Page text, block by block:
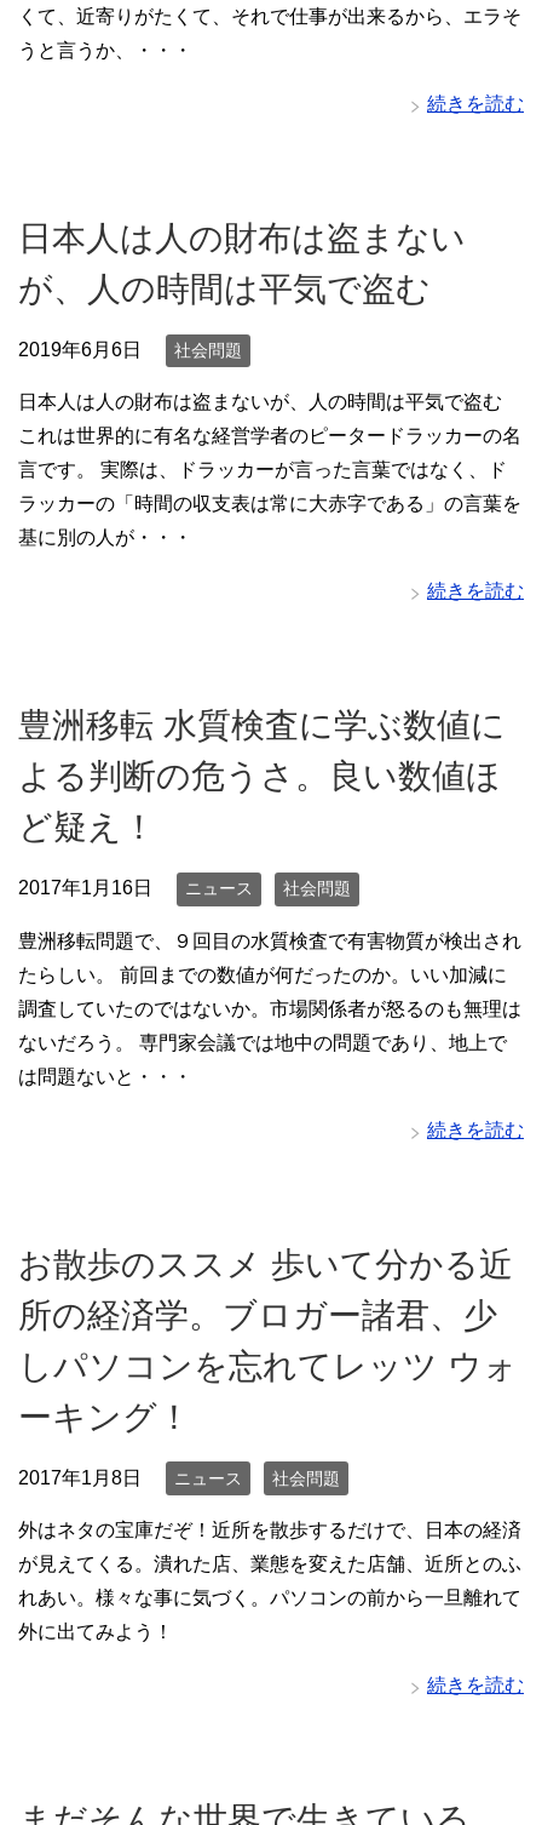
くて、近寄りがたくて、それで仕事が出来るから、エラそ
うと言うか、・・・
続きを読む
日本人は人の財布は盗まない
が、人の時間は平気で盗む
2019年6月6日 社会問題
日本人は人の財布は盗まないが、人の時間は平気で盗む
これは世界的に有名な経営学者のピータードラッカーの名
言です。 実際は、ドラッカーが言った言葉ではなく、ド
ラッカーの「時間の収支表は常に大赤字である」の言葉を
基に別の人が・・・
続きを読む
豊洲移転 水質検査に学ぶ数値に
よる判断の危うさ。良い数値ほ
ど疑え！
2017年1月16日 ニュース 社会問題
豊洲移転問題で、９回目の水質検査で有害物質が検出され
たらしい。 前回までの数値が何だったのか。いい加減に
調査していたのではないか。市場関係者が怒るのも無理は
ないだろう。 専門家会議では地中の問題であり、地上で
は問題ないと・・・
続きを読む
お散歩のススメ 歩いて分かる近
所の経済学。ブロガー諸君、少
しパソコンを忘れてレッツ ウォ
ーキング！
2017年1月8日 ニュース 社会問題
外はネタの宝庫だぞ！近所を散歩するだけで、日本の経済
が見えてくる。潰れた店、業態を変えた店舗、近所とのふ
れあい。様々な事に気づく。パソコンの前から一旦離れて
外に出てみよう！
続きを読む